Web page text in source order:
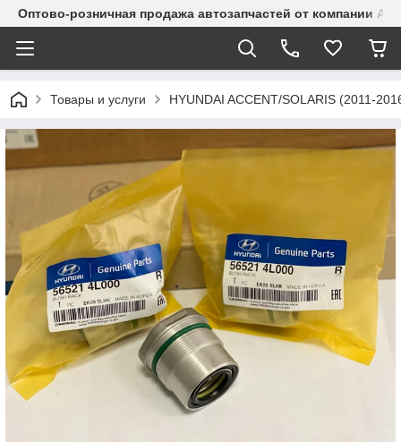
Оптово-розничная продажа автозапчастей от компании
Товары и услуги HYUNDAI ACCENT/SOLARIS (2011-